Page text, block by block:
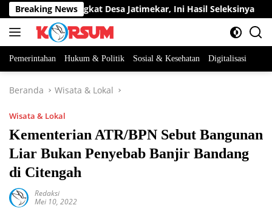
Langsung
ke
konten
Breaking News
Perangkat Desa Jatimekar, Ini Hasil Seleksinya
Pemerintahan Hukum & Politik Sosial & Kesehatan Digitalisasi
Beranda Wisata & Lokal
Wisata & Lokal
Kementerian ATR/BPN Sebut Bangunan
Liar Bukan Penyebab Banjir Bandang
di Citengah
Redaksi
Mei 10, 2022